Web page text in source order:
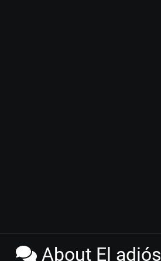
About El adiós